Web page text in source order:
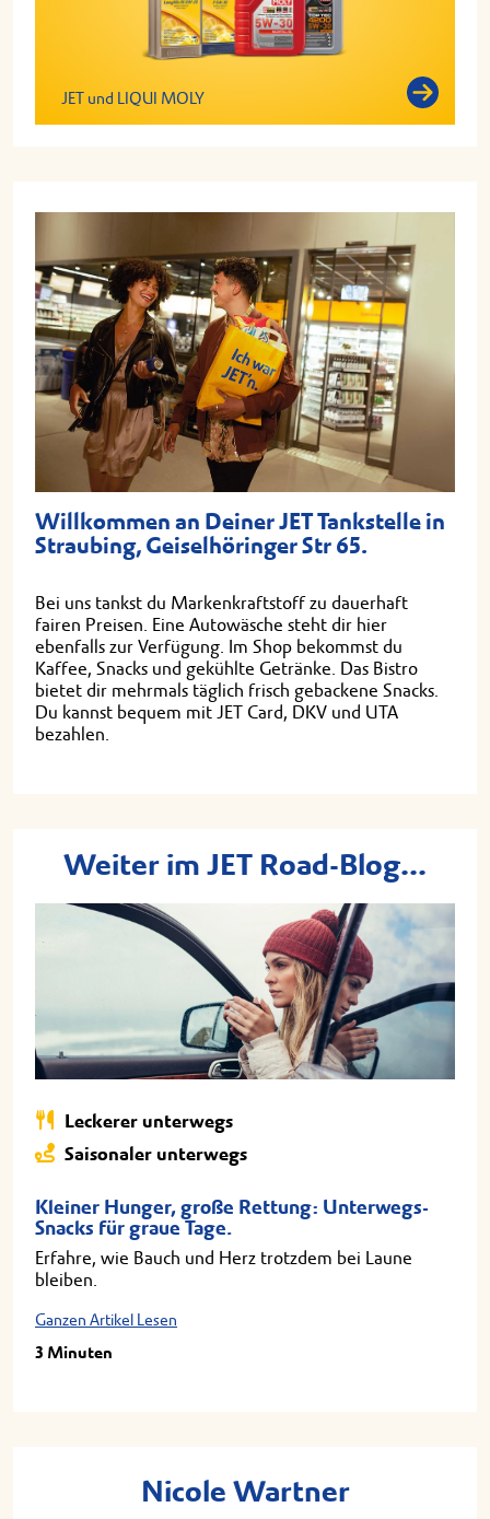
JET und LIQUI MOLY
Willkommen an Deiner JET Tankstelle in
Straubing, Geiselhöringer Str 65.
Bei uns tankst du Markenkraftstoff zu dauerhaft
fairen Preisen. Eine Autowäsche steht dir hier
ebenfalls zur Verfügung. Im Shop bekommst du
Kaffee, Snacks und gekühlte Getränke. Das Bistro
bietet dir mehrmals täglich frisch gebackene Snacks.
Du kannst bequem mit JET Card, DKV und UTA
bezahlen.
Weiter im JET Road-Blog...
Leckerer unterwegs
Saisonaler unterwegs
Kleiner Hunger, große Rettung: Unterwegs-
Snacks für graue Tage.
Erfahre, wie Bauch und Herz trotzdem bei Laune
bleiben.
Ganzen Artikel Lesen
3 Minuten
Nicole Wartner